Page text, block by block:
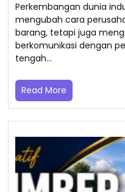
Perkembangan dunia
mengubah cara
barang, tetapi juga
berkomunikasi dengan
tengah…
Read More